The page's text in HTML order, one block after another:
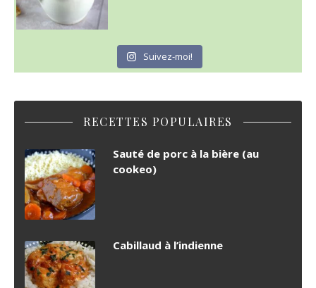
Suivez-moi!
RECETTES POPULAIRES
Sauté de porc à la bière (au
cookeo)
Cabillaud à l’indienne